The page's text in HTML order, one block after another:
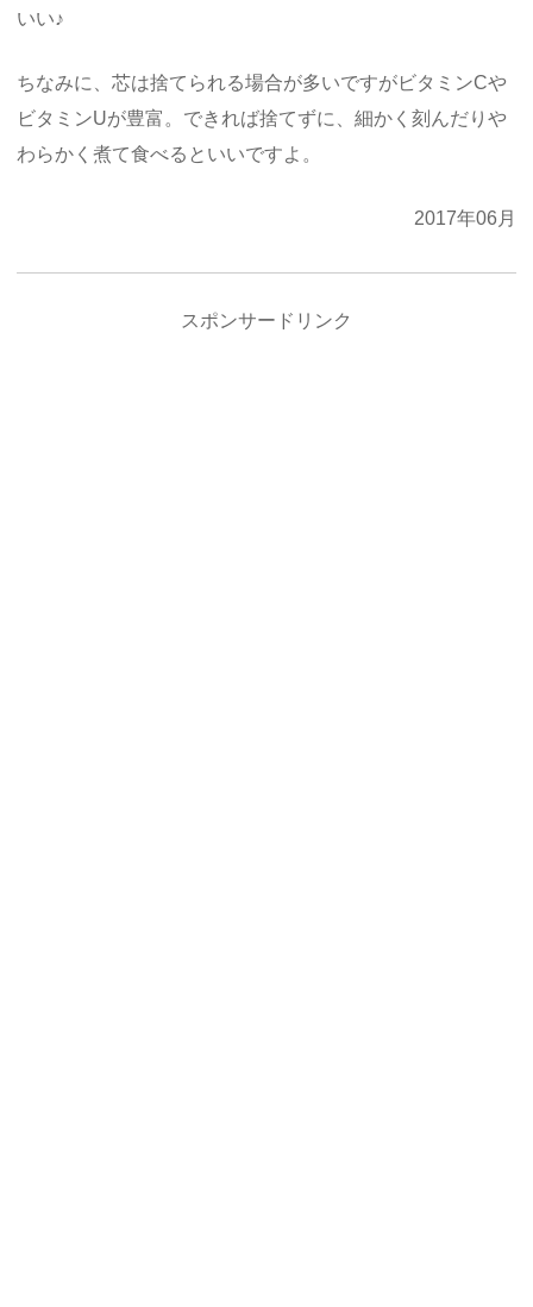
いい♪
ちなみに、芯は捨てられる場合が多いですがビタミンCや
ビタミンUが豊富。できれば捨てずに、細かく刻んだりや
わらかく煮て食べるといいですよ。
2017年06月
スポンサードリンク